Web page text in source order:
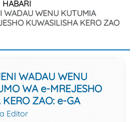
HABARI
WADAU WENU KUTUMIA
KUWASILISHA KERO ZAO
WADAU WENU
WA e-MREJESHO
ZAO: e-GA
Editor